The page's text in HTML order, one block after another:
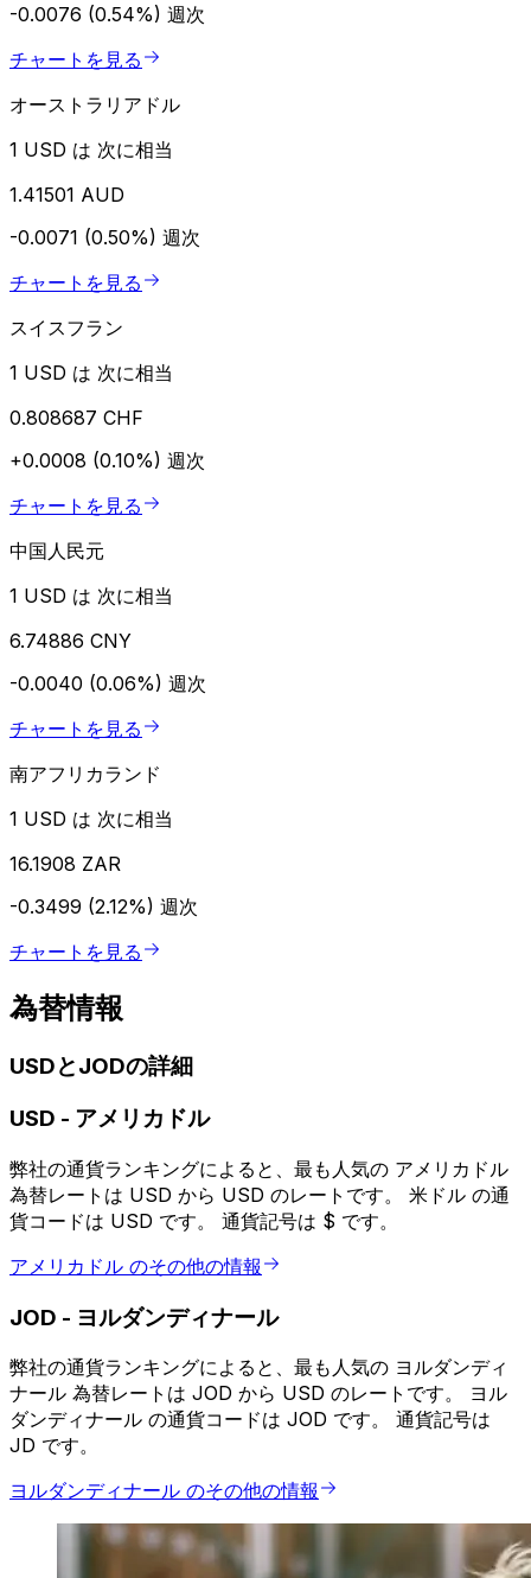
-0.0076 (0.54%) 週次
チャートを見る
オーストラリアドル
1 USD は 次に相当
1.41501 AUD
-0.0071 (0.50%) 週次
チャートを見る
スイスフラン
1 USD は 次に相当
0.808687 CHF
+0.0008 (0.10%) 週次
チャートを見る
中国人民元
1 USD は 次に相当
6.74886 CNY
-0.0040 (0.06%) 週次
チャートを見る
南アフリカランド
1 USD は 次に相当
16.1908 ZAR
-0.3499 (2.12%) 週次
チャートを見る
為替情報
USDとJODの詳細
USD - アメリカドル
弊社の通貨ランキングによると、最も人気の アメリカドル
為替レートは USD から USD のレートです。 米ドル の通
貨コードは USD です。 通貨記号は $ です。
アメリカドル のその他の情報
JOD - ヨルダンディナール
弊社の通貨ランキングによると、最も人気の ヨルダンディ
ナール 為替レートは JOD から USD のレートです。 ヨル
ダンディナール の通貨コードは JOD です。 通貨記号は
JD です。
ヨルダンディナール のその他の情報